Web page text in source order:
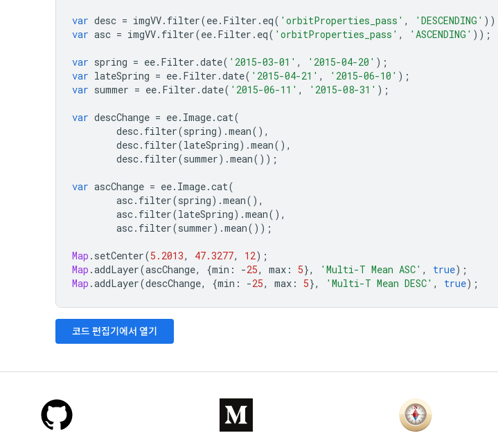
var desc = imgVV. filter(ee. Filter . eq( 'orbitProperties_pass' , 'DESCENDING'
var asc = imgVV. filter(ee. Filter . eq( 'orbitProperties_pass' , 'ASCENDING' ));
var spring = ee. Filter .date( '2015-03-01' , '2015-04-20' );
var lateSpring = ee. Filter .date( '2015-04-21' , '2015-06-10' );
var summer = ee. Filter .date( '2015-06-11' , '2015-08-31' );
var descChange = ee. Image.cat(
desc. filter(spring).mean(),
desc. filter(lateSpring).mean(),
desc. filter(summer).mean());
var ascChange = ee. Image.cat(
asc. filter(spring).mean(),
asc. filter(lateSpring).mean(),
asc. filter(summer).mean());
Map . setCenter(5.2013, 47.3277, 12);
Map .addLayer(ascChange, {min : -25, max : 5}, 'Multi-T Mean ASC' , true);
Map .addLayer(descChange, {min : -25, max : 5}, 'Multi-T Mean DESC' , true);
코드 편집기에서 열기